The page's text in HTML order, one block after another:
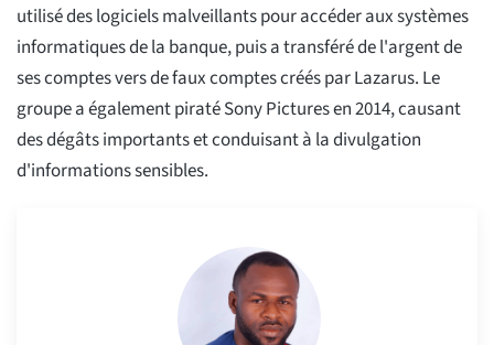
utilisé des logiciels malveillants pour accéder aux systèmes
informatiques de la banque, puis a transféré de l'argent de
ses comptes vers de faux comptes créés par Lazarus. Le
groupe a également piraté Sony Pictures en 2014, causant
des dégâts importants et conduisant à la divulgation
d'informations sensibles.